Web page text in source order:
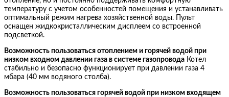
температуру с учетом особенностей помещения и устанавливать
оптимальный режим нагрева хозяйственной воды. Пульт
оснащен жидкокристаллическим дисплеем со встроенной
подсветкой.
Возможность пользоваться отоплением и горячей водой при
низком входном давлении газа в системе газопровода Котел
стабильно и безопасно функционирует при давлении газа 4
мбара (40 мм водяного столба).
Возможность пользоваться горячей водой при низком входящем